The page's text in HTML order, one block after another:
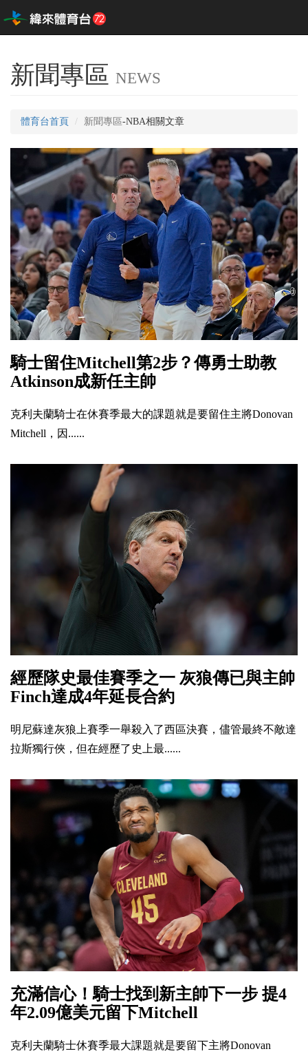
新聞專區 NEWS
體育台首頁 新聞專區-NBA相關文章
騎士留住Mitchell第2步？傳勇士助教
Atkinson成新任主帥
克利夫蘭騎士在休賽季最大的課題就是要留住主將Donovan
Mitchell，因......
經歷隊史最佳賽季之一 灰狼傳已與主帥
Finch達成4年延長合約
明尼蘇達灰狼上賽季一舉殺入了西區決賽，儘管最終不敵達
拉斯獨行俠，但在經歷了史上最......
充滿信心！騎士找到新主帥下一步 提4
年2.09億美元留下Mitchell
克利夫蘭騎士休賽季最大課題就是要留下主將Donovan